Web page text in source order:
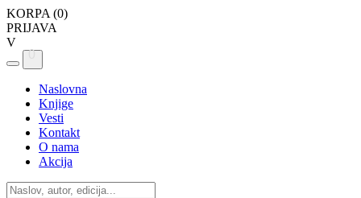
KORPA (0)
PRIJAVA
V
0
Naslovna
Knjige
Vesti
Kontakt
O nama
Akcija